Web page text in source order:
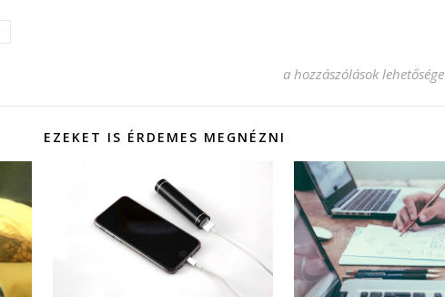
Dr. Falus György a
a hozzászólások
EZEKET IS ÉRDEMES MEGNÉZNI